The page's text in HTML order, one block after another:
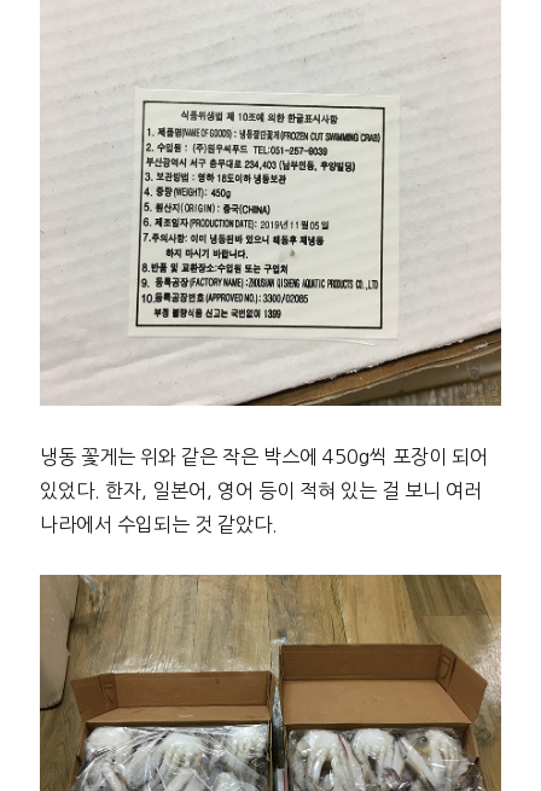
냉동 꽃게는 위와 같은 작은 박스에 450g씩 포장이 되어
있었다. 한자, 일본어, 영어 등이 적혀 있는 걸 보니 여러
나라에서 수입되는 것 같았다.